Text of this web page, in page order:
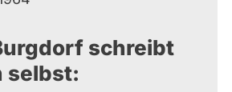
schreibt
selbst: